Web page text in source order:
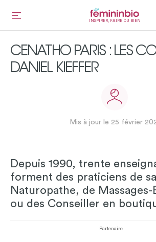
INSPIRER, FAIRE DU BIEN
CENATHO PARIS : LES
DANIEL KIEFFER
Mis à jour le 25 février
Depuis 1990, trente
forment des praticiens de
Naturopathe, de Massages-
ou des Conseiller en
Partenaire